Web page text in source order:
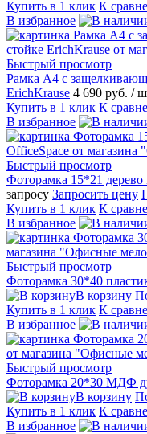
Купить в 1 клик К
В избранное
Быстрый просмотр
Рамка А4 с
ErichKrause 4 690 руб. /
Купить в 1 клик К
В избранное
Быстрый просмотр
Фоторамка 15*21
запросу Запросить цену
Купить в 1 клик К
В избранное
Быстрый просмотр
Фоторамка 30*40
В корзину
Купить в 1 клик К
В избранное
Быстрый просмотр
Фоторамка 20*30 МДФ
В корзину
Купить в 1 клик К
В избранное